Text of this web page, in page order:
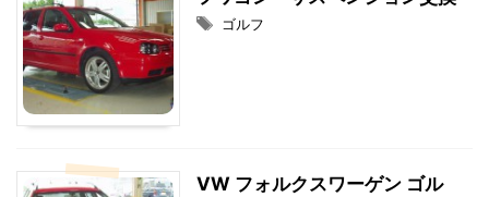
ゴルフ
VW フォルクスワーゲン ゴル